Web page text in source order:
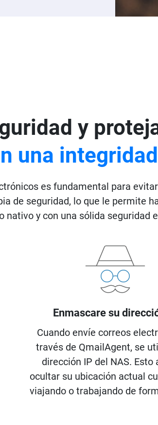
y
una
es fundamental para
de seguridad, lo que le permite
nativo y con una sólida seguridad
Enmascare su
Cuando envíe correos
través de QmailAgent, se
dirección IP del NAS. Esto
ocultar su ubicación actual
viajando o trabajando de